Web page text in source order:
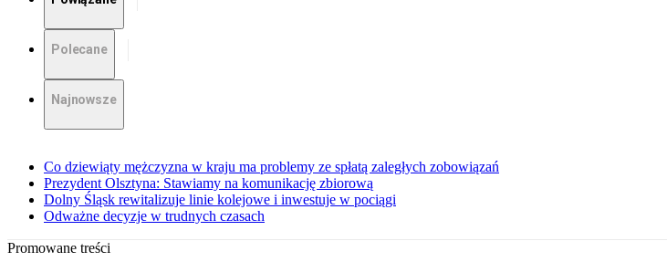
Polecane
Najnowsze
Co dziewiąty mężczyzna w kraju ma problemy ze spłatą zaległych zobowiązań
Prezydent Olsztyna: Stawiamy na komunikację zbiorową
Dolny Śląsk rewitalizuje linie kolejowe i inwestuje w pociągi
Odważne decyzje w trudnych czasach
Promowane treści